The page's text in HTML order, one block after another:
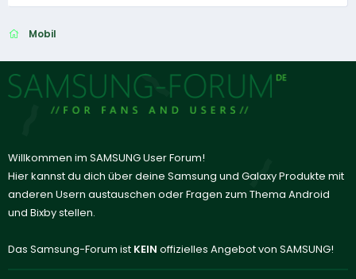
Mobil
Willkommen im SAMSUNG User Forum!
Hier kannst du dich über deine Samsung und Galaxy Produkte mit
anderen Usern austauschen oder Fragen zum Thema Android
und Bixby stellen.
Das Samsung-Forum ist KEIN offizielles Angebot von SAMSUNG!